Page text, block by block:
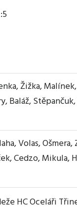
Žižka,
Baláž,
Volas,
Cedzo, Mikula,
HC Oceláři